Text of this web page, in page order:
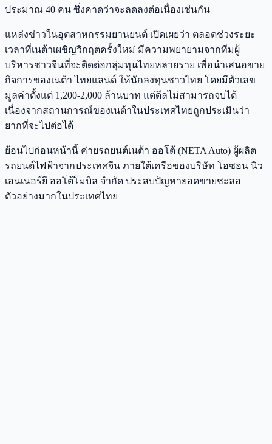
ประมาณ 40 คน ซึ่งคาดว่าจะลดลงต่อเนื่องเช่นกัน
แหล่งข่าวในอุตสาหกรรมยานยนต์ เปิดเผยว่า ตลอดช่วงระยะ
เวลาที่เนต้าเผชิญวิกฤตครั้งใหม่ มีความพยายามจากทีมผู้
บริหารชาวจีนที่จะติดต่อกลุ่มทุนไทยหลายราย เพื่อนำเสนอขาย
กิจการของเนต้า ไทยแลนด์ ให้นักลงทุนชาวไทย โดยมีตัวเลข
มูลค่าตั้งแต่ 1,200-2,000 ล้านบาท แต่ดีลไม่สามารถจบได้
เนื่องจากสถานการณ์ของเนต้าในประเทศไทยถูกประเมินว่า
ยากที่จะไปต่อได้
ย้อนไปก่อนหน้านี้ ค่ายรถยนต์เนต้า ออโต้ (NETA Auto) ผู้ผลิต
รถยนต์ไฟฟ้าจากประเทศจีน ภายใต้เครือของบริษัท โฮซอน นิว
เอนเนอร์ยี ออโต้โมบิล จำกัด ประสบปัญหายอดขายชะลอ
ตัวอย่างมากในประเทศไทย